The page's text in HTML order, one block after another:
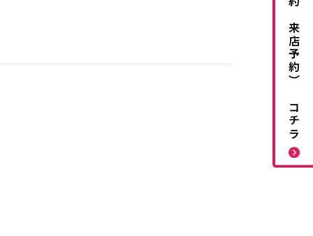
採寸予約（来店予約）はコチラ